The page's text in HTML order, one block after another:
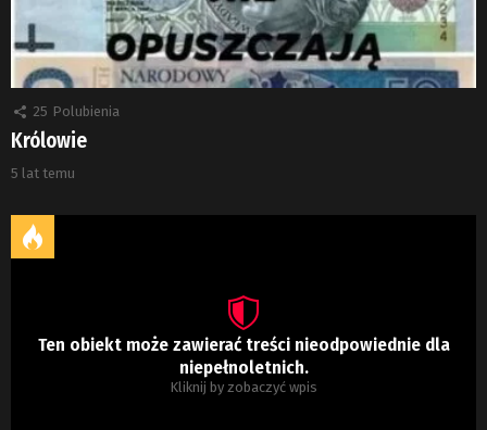
25 Polubienia
Królowie
5 lat temu
Ten obiekt może zawierać treści nieodpowiednie dla
niepełnoletnich.
Kliknij by zobaczyć wpis